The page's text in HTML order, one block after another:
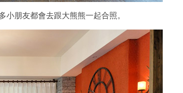
朋友都會去跟大熊熊一起合照。